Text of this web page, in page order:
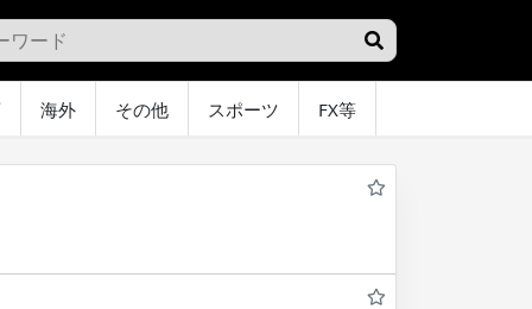
海外 その他 スポーツ FX等